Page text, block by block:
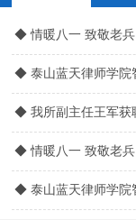
◆情暖八一 致敬老
◆泰山蓝天律师学院
◆我所副主任王军获
◆情暖八一 致敬老
◆泰山蓝天律师学院